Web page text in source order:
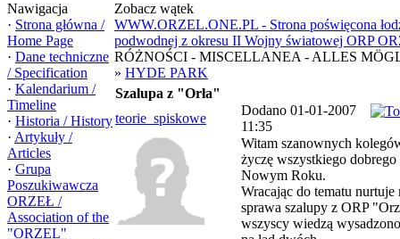
Nawigacja
· Strona główna /
Home Page
· Dane techniczne
/ Specification
· Kalendarium /
Timeline
· Historia / History
· Artykuły /
Articles
· Grupa
Poszukiwawcza
ORZEŁ /
Association of the
"ORZEL"
Zobacz wątek
WWW.ORZEL.ONE.PL - Strona poświęcona
podwodnej z okresu II Wojny światowej ORP
RÓŻNOŚCI - MISCELLANEA - ALLES
» HYDE PARK
Szalupa z "Orła"
teorie_spiskowe
Dodano 01-01-2007
11:35
Witam szanownych
życzę wszystkiego
Nowym Roku.
Wracając do tematu nurtuje
sprawa szalupy z ORP
wszyscy wiedzą